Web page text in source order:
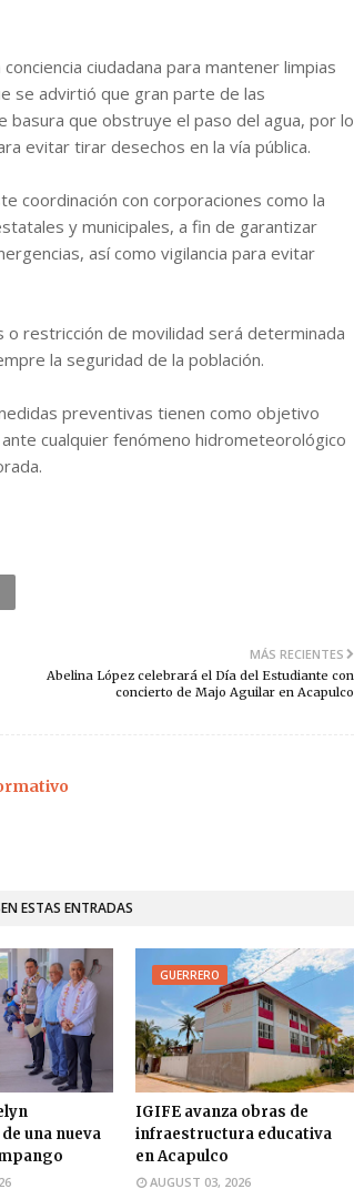
ciudadana para mantener limpias
se advirtió que gran parte de las
basura que obstruye el paso del agua, por lo
evitar tirar desechos en la vía pública.
coordinación con corporaciones como la
y municipales, a fin de garantizar
así como vigilancia para evitar
restricción de movilidad será determinada
la seguridad de la población.
preventivas tienen como objetivo
cualquier fenómeno hidrometeorológico
MÁS RECIENTES
Abelina López celebrará el Día del Estudiante con
concierto de Majo Aguilar en Acapulco
ESTAS ENTRADAS
una nueva
GUERRERO
IGIFE avanza obras de
infraestructura educativa
en Acapulco
AUGUST 03, 2026